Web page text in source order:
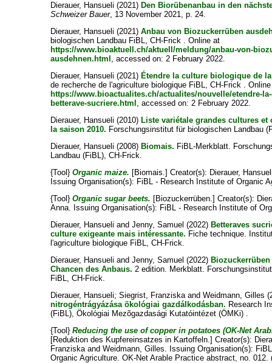
Dierauer, Hansueli (2021) Den Biorübenanbau in den
Schweizer Bauer, 13 November 2021, p. 24.
Dierauer, Hansueli (2021)Anbau von Biozuckerrüben
biologischen Landbau FiBL, CH-Frick . Online at
https://www.bioaktuell.ch/aktuell/meldung/anbau-von-
ausdehnen.html , accessed on: 2 February 2022.
Dierauer, Hansueli (2021) Étendre la culture biologique de
de recherche de l'agriculture biologique FiBL, CH-Frick .
https://www.bioactualites.ch/actualites/nouvelle/etendre-
betterave-sucriere.html , accessed on: 2 February 2022.
Dierauer, Hansueli (2010) Liste variétale grandes cultures
la saison 2010. Forschungsinstitut für biologischen Landbau
Dierauer, Hansueli (2008) Biomais. FiBL-Merkblatt.
Landbau (FiBL), CH-Frick.
{Tool}Organic maize. [Biomais.]Creator(s): Dierauer,
Issuing Organisation(s): FiBL - Research Institute of Organic
{Tool}Organic sugar beets. [Biozuckerrüben.]Creator(s):
Anna. Issuing Organisation(s): FiBL - Research Institute of
Dierauer, Hansueli andJenny, Samuel (2022) Betteraves
culture exigeante mais intéressante. Fiche technique.
l'agriculture biologique FiBL, CH-Frick.
Dierauer, Hansueli andJenny, Samuel (2022)
Chancen des Anbaus. 2 edition. Merkblatt.
FiBL, CH-Frick.
Dierauer, Hansueli;Siegrist, FranziskaandWeidmann, Gilles
nitrogéntrágyázása ökológiai gazdálkodásban. Research
(FiBL), Ökológiai Mezõgazdasági Kutatóintézet (ÖMKi) .
{Tool}Reducing the use of copper in potatoes (OK-Net
[Reduktion des Kupfereinsatzes in Kartoffeln.]Creator(s):
FranziskaandWeidmann, Gilles. Issuing Organisation(s):
Organic Agriculture. OK-Net Arable Practice abstract, no. 012.